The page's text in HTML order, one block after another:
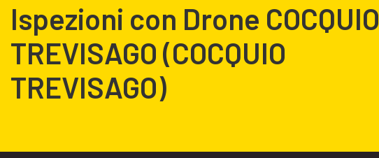
Ispezioni con Drone COCQUIO
TREVISAGO (COCQUIO
TREVISAGO)